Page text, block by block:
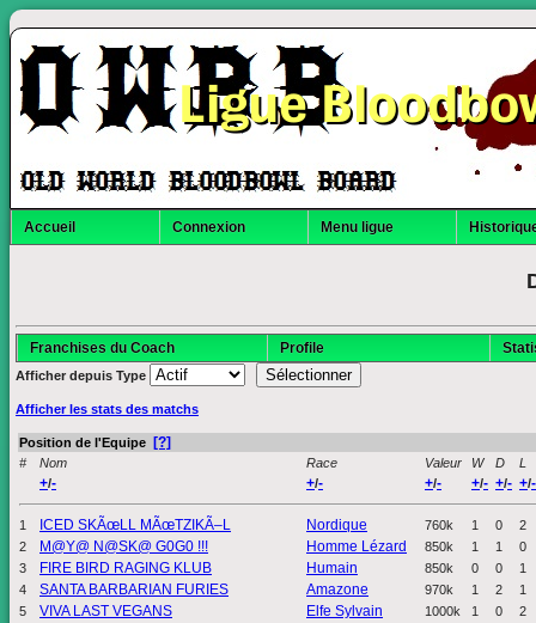
Ligue
Accueil Connexion Menu ligue
Franchises du Coach Profile
Afficher depuis Type
Afficher les stats des matchs
Position de l'Equipe [?]
# Nom Race Valeur W D L
+/- +/- +/- +/- +/- +/-
1 ICED SKÃœLL MÃœTZIKÃ–L Nordique 760k 1 0
2
2
M@Y@ N@SK@ G0G0 !!! Homme Lézard 850k 1 1
0
3
FIRE BIRD RAGING KLUB Humain 850k 0 0
1
4
SANTA BARBARIAN FURIES Amazone 970k 1 2
1
5
VIVA LAST VEGANS Elfe Sylvain 1000k 1 0
2